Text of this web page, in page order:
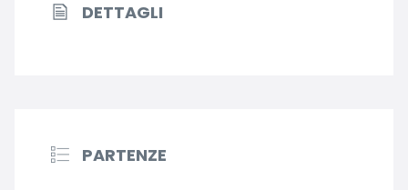
DETTAGLI
PARTENZE